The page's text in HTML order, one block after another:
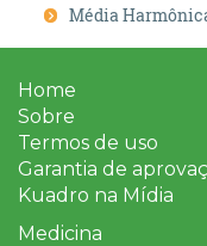
Média
Home
Sobre
Termos de uso
Garantia de
Kuadro na Mídia
Medicina